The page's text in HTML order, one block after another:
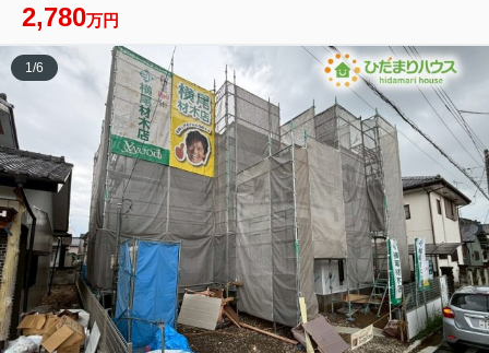
2,780万円
1 /6